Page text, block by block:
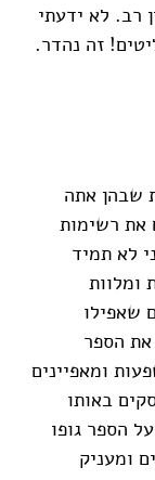
רב. לא ידעתי
זה נהדר.
שבהן אתה
את רשימות
לא תמיד
ומלוות
שאפילו
הספר
ומאפיינים
באותו
הספר גופו
ומעניק